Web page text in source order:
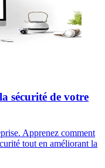
sécurité de votre
Apprenez comment
tout en améliorant la